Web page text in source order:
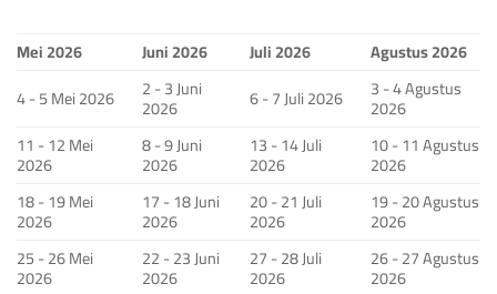
Mei 2026 Juni 2026 Juli 2026
Agustus 2026
4 - 5 Mei 2026
2 - 3 Juni
2026 6 - 7 Juli 2026 3 - 4 Agustus
2026
11 - 12 Mei
2026
8 - 9 Juni
2026
13 - 14 Juli
2026
10 - 11 Agustus
2026
18 - 19 Mei
2026
17 - 18 Juni
2026
20 - 21 Juli
2026
19 - 20 Agustus
2026
25 - 26 Mei
2026
22 - 23 Juni
2026
27 - 28 Juli
2026
26 - 27 Agustus
2026